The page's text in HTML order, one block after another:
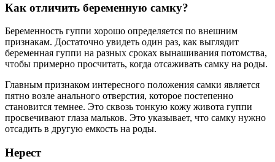
Как отличить беременную самку?
Беременность гуппи хорошо определяется по внешним
признакам. Достаточно увидеть один раз, как выглядит
беременная гуппи на разных сроках вынашивания потомства,
чтобы примерно просчитать, когда отсаживать самку на роды.
Главным признаком интересного положения самки является
пятно возле анального отверстия, которое постепенно
становится темнее. Это сквозь тонкую кожу живота гуппи
просвечивают глаза мальков. Это указывает, что самку нужно
отсадить в другую емкость на роды.
Нерест